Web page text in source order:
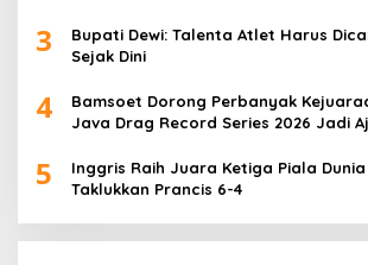
3
Bupati Dewi: Talenta Atlet Harus
Sejak Dini
4
Bamsoet Dorong Perbanyak
Java Drag Record Series 2026 Jadi
5
Inggris Raih Juara Ketiga Piala Dunia
Taklukkan Prancis 6-4